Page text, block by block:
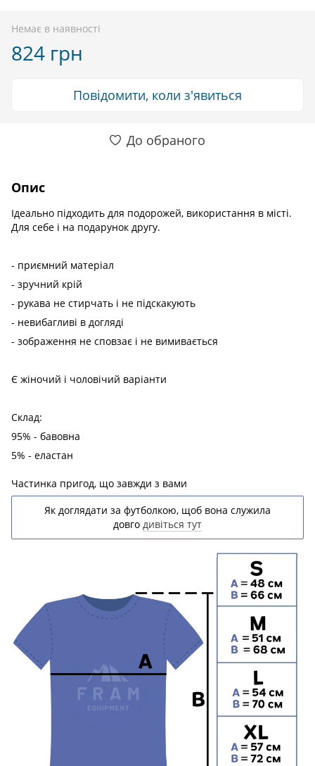
Немає в наявності
824 грн
Повідомити, коли з'явиться
До обраного
Опис
Ідеально підходить для подорожей, використання в місті.
Для себе і на подарунок другу.
- приємний матеріал
- зручний крій
- рукава не стирчать і не підскакують
- невибагливі в догляді
- зображення не сповзає і не вимивається
Є жіночий і чоловічий варіанти
Склад:
95% - бавовна
5% - еластан
Частинка пригод, що завжди з вами
Як доглядати за футболкою, щоб вона служила
довго дивіться тут